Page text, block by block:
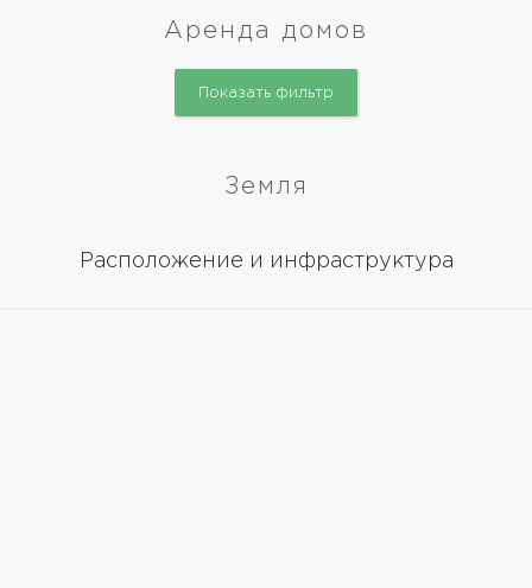
Аренда домов
Показать фильтр
Земля
Расположение и инфраструктура